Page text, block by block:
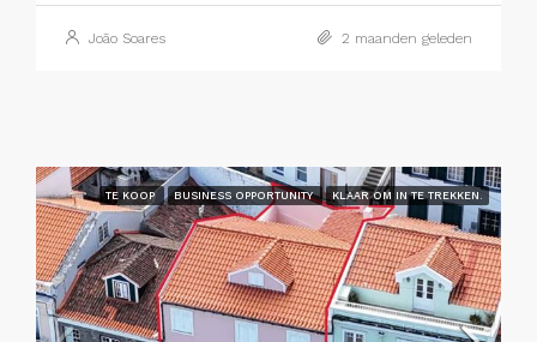
João Soares 2 maanden geleden
TE KOOP BUSINESS OPPORTUNITY KLAAR OM IN TE TREKKEN.